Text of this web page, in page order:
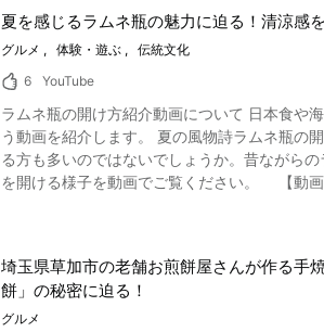
語で鰹節を意味する“Bonito Flakes”という言
本食に限らず、フランス料理では調味料として
食の出汁の王様！鰹節紹介まとめ 動画では1：30から出汁の取り方についてコツが解説されています。 コツは、けちけちしないでたっぷりと使う
ことです。 いい食材であればあるほど、たく
も、実はあまり入っていなかったということ
では昆布だしについても詳しい解説がありま
たスイカのかき氷にカカオをプラス。意外な組み合わせですが、合うようです。
スプーンでくり抜きながらつぶす。 ・メロン
【動画】2:29~ 冷凍メロンのかき氷の作り方 ス
かき氷 ・桃を半分に切り、種を取り出してか
たら、ガラスの器に盛り付ける。 【動画】
す。 ●パイナップルのかき氷 ・パイナップルも、皮を容器として使うので葉を落とし、芯を避けて中身をくり抜く。 ・芯を切り落として、中身
と器を別々に冷凍する。 ・凍った中身を器
め。パイナップルの清涼感が夏らしく美味しいとのこと。 ●ショコラショーのかき氷 【材料】 牛乳:100ml グラニュ
クリームを混ぜ、粗熱を取って凍らせる。 ・
氷の作り方 ふわふわ、シャリシャリな食感が楽しめるドウシシャのかき氷機とは？ かき氷の食感は、今やふわふわ、シャリシャリが主流。動画
で使われているパール金属さんのかき氷機も
シャさんの最新のモデルでは、ふわふわ、シャ
夏を感じるラムネ瓶の魅力に迫る！清涼感
グルメ 体験・遊ぶ
伝統文化
6
YouTube
ラムネ瓶の開け方紹介動画について 日本食や
う動画を紹介します。 夏の風物詩ラムネ瓶の開け方は？ 写真：ラムネの瓶の開け方 夏の大定番であるラムネ瓶。動画を見られて懐かしいと感じ
る方も多いのではないでしょうか。昔ながら
を開ける様子を動画でご覧ください。 【動画】0:42～ ラムネ瓶の開け方 開け方は
引き取ってもらえる場合も。ガラス製のラム
ビー玉が楽しいラムネ瓶の歴史 写真：ラムネ 現在、一般のラムネ瓶はビー玉が栓になっています。ビー玉を落とすことによって栓が開き、ラム
ネを飲むことができます。もちろん味も美味
埼玉県草加市の老舗お煎餅屋さんが作る手
餅」の秘密に迫る！
グルメ